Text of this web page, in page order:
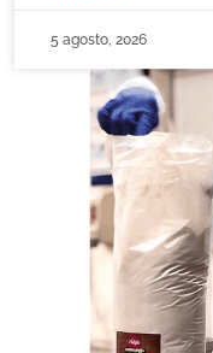
5 agosto, 2026